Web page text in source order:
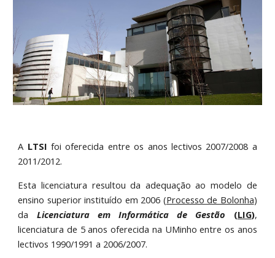
A LTSI foi oferecida entre os anos lectivos 2007/2008 a
2011/2012.
Esta licenciatura resultou da adequação ao modelo de
ensino superior instituído em 2006 (Processo de Bolonha)
da Licenciatura em Informática de Gestão (LIG),
licenciatura de 5 anos oferecida na UMinho entre os anos
lectivos 1990/1991 a 2006/2007.